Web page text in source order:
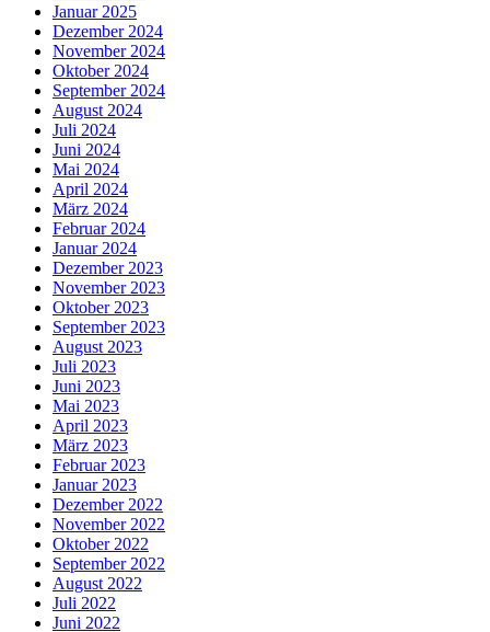
Januar 2025
Dezember 2024
November 2024
Oktober 2024
September 2024
August 2024
Juli 2024
Juni 2024
Mai 2024
April 2024
März 2024
Februar 2024
Januar 2024
Dezember 2023
November 2023
Oktober 2023
September 2023
August 2023
Juli 2023
Juni 2023
Mai 2023
April 2023
März 2023
Februar 2023
Januar 2023
Dezember 2022
November 2022
Oktober 2022
September 2022
August 2022
Juli 2022
Juni 2022